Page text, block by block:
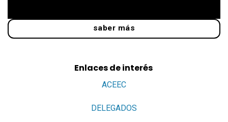
saber más
Enlaces de interés
ACEEC
DELEGADOS